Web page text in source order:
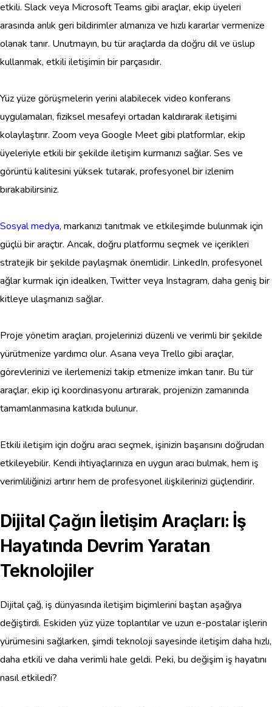
etkili. Slack veya Microsoft Teams gibi araçlar, ekip üyeleri
arasında anlık geri bildirimler almanıza ve hızlı kararlar vermenize
olanak tanır. Unutmayın, bu tür araçlarda da doğru dil ve üslup
kullanmak, etkili iletişimin bir parçasıdır.
Yüz yüze görüşmelerin yerini alabilecek video konferans
uygulamaları, fiziksel mesafeyi ortadan kaldırarak iletişimi
kolaylaştırır. Zoom veya Google Meet gibi platformlar, ekip
üyeleriyle etkili bir şekilde iletişim kurmanızı sağlar. Ses ve
görüntü kalitesini yüksek tutarak, profesyonel bir izlenim
bırakabilirsiniz.
Sosyal medya, markanızı tanıtmak ve etkileşimde bulunmak için
güçlü bir araçtır. Ancak, doğru platformu seçmek ve içerikleri
stratejik bir şekilde paylaşmak önemlidir. LinkedIn, profesyonel
ağlar kurmak için idealken, Twitter veya Instagram, daha geniş bir
kitleye ulaşmanızı sağlar.
Proje yönetim araçları, projelerinizi düzenli ve verimli bir şekilde
yürütmenize yardımcı olur. Asana veya Trello gibi araçlar,
görevlerinizi ve ilerlemenizi takip etmenize imkan tanır. Bu tür
araçlar, ekip içi koordinasyonu artırarak, projenizin zamanında
tamamlanmasına katkıda bulunur.
Etkili iletişim için doğru aracı seçmek, işinizin başarısını doğrudan
etkileyebilir. Kendi ihtiyaçlarınıza en uygun aracı bulmak, hem iş
verimliliğinizi artırır hem de profesyonel ilişkilerinizi güçlendirir.
Dijital Çağın İletişim Araçları: İş
Hayatında Devrim Yaratan
Teknolojiler
Dijital çağ, iş dünyasında iletişim biçimlerini baştan aşağıya
değiştirdi. Eskiden yüz yüze toplantılar ve uzun e-postalar işlerin
yürümesini sağlarken, şimdi teknoloji sayesinde iletişim daha hızlı,
daha etkili ve daha verimli hale geldi. Peki, bu değişim iş hayatını
nasıl etkiledi?